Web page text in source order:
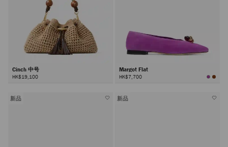
Cinch 中号
HK$19,100
Margot Flat
HK$7,700
新品 新品